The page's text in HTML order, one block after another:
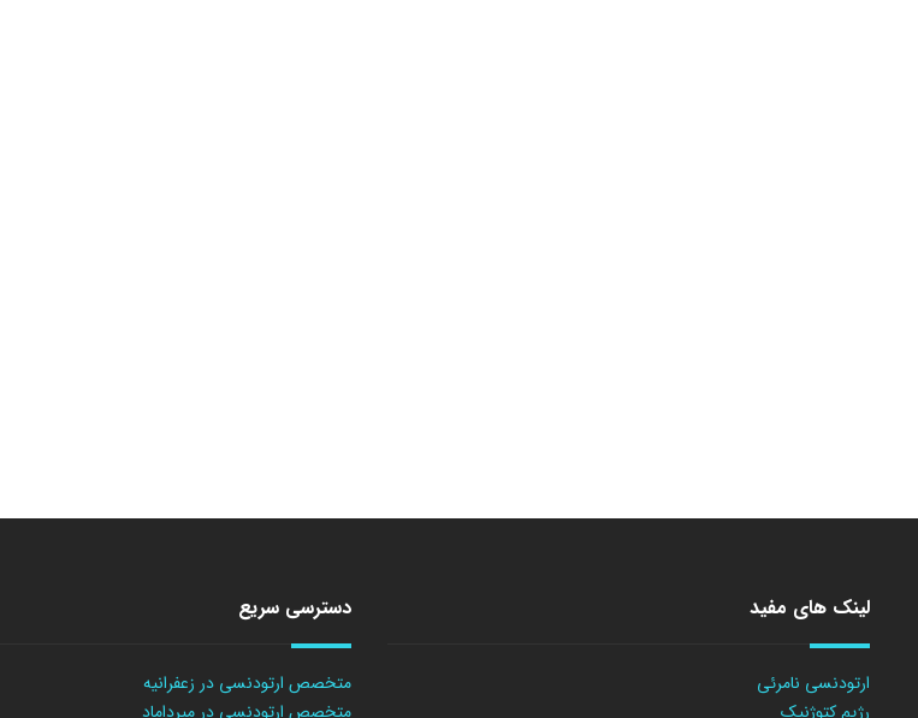
لینک های مفید
ارتودنسی نامرئی
رژیم کتوژنیک
دسترسی سریع
متخصص ارتودنسی در زعفرانیه
متخصص ارتودنسی در میرداماد